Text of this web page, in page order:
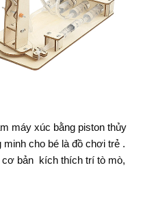
máy xúc bằng piston thủy
cho bé là đồ chơi trẻ .
bản kích thích trí tò mò,